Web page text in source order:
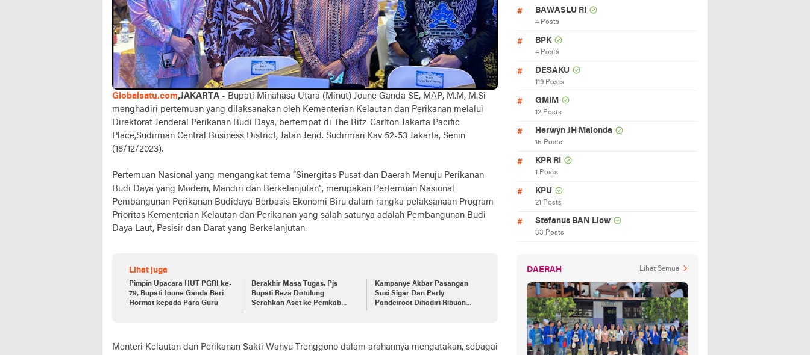
Globalsatu.com,JAKARTA - Bupati Minahasa Utara (Minut) Joune Ganda SE, MAP, M.M, M.Si
menghadiri pertemuan yang dilaksanakan oleh Kementerian Kelautan dan Perikanan melalui
Direktorat Jenderal Perikanan Budi Daya, bertempat di The Ritz-Carlton Jakarta Pacific
Place,Sudirman Central Business District, Jalan Jend. Sudirman Kav 52-53 Jakarta, Senin
(18/12/2023).
Pertemuan Nasional yang mengangkat tema “Sinergitas Pusat dan Daerah Menuju Perikanan
Budi Daya yang Modern, Mandiri dan Berkelanjutan”, merupakan Pertemuan Nasional
Pembangunan Perikanan Budidaya Berbasis Ekonomi Biru dalam rangka pelaksanaan Program
Prioritas Kementerian Kelautan dan Perikanan yang salah satunya adalah Pembangunan Budi
Daya Laut, Pesisir dan Darat yang Berkelanjutan.
Lihat juga
Pimpin Upacara HUT PGRI ke-
79, Bupati Joune Ganda Beri
Hormat kepada Para Guru
Berakhir Masa Tugas, Pjs
Bupati Reza Dotulung
Serahkan Aset ke Pemkab
Kampanye Akbar Pasangan
Susi Sigar Dan Perly
Pandeiroot Dihadiri Ribuan
Menteri Kelautan dan Perikanan Sakti Wahyu Trenggono dalam arahannya mengatakan, sebagai
BAWASLU RI
4 Posts
BPK
4 Posts
DESAKU
119 Posts
GMIM
12 Posts
Herwyn JH Malonda
15 Posts
KPR RI
1 Posts
KPU
21 Posts
Stefanus BAN Liow
33 Posts
DAERAH Lihat Semua